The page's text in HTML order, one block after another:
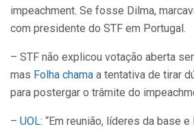
impeachment. Se fosse Dilma,
com presidente do STF em Portugal.
– STF não explicou votação aberta
mas Folha chama a tentativa de tirar
para postergar o trâmite do
– UOL: “Em reunião, líderes da base